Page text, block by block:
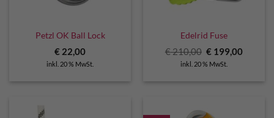
Petzl OK Ball Lock
€ 22,00
inkl. 20 % MwSt.
Edelrid Fuse
€210,00 Ursprünglicher
war:
€ 199,00
inkl. 20 % MwSt.